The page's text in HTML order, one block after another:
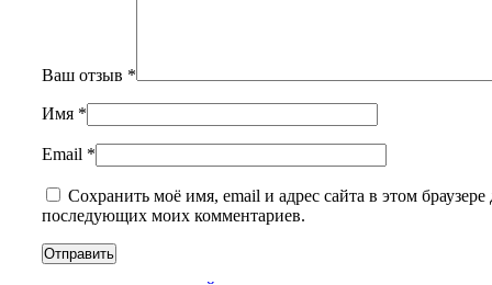
Ваш отзыв *
Имя *
Email *
Сохранить моё имя, email и адрес сайта в этом браузере
последующих моих комментариев.